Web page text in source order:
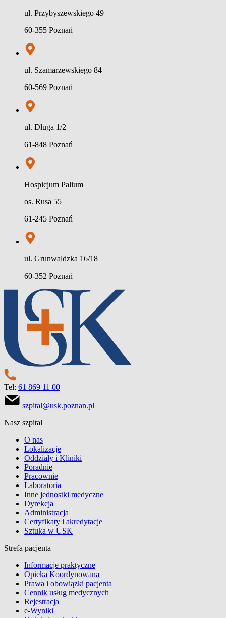
ul. Przybyszewskiego 49
60-355 Poznań
ul. Szamarzewskiego 84
60-569 Poznań
ul. Długa 1/2
61-848 Poznań
Hospicjum Palium
os. Rusa 55
61-245 Poznań
ul. Grunwaldzka 16/18
60-352 Poznań
Tel: 61 869 11 00
szpital@usk.poznan.pl
Nasz szpital
O nas
Lokalizacje
Oddziały i Kliniki
Poradnie
Pracownie
Laboratoria
Inne jednostki medyczne
Dyrekcja
Administracja
Certyfikaty i akredytacje
Sztuka w USK
Strefa pacjenta
Informacje praktyczne
Opieka Koordynowana
Prawa i obowiązki pacjenta
Cennik usług medycznych
Rejestracja
e-Wyniki